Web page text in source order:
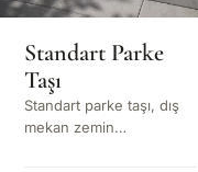
Standart Parke
Taşı
Standart parke taşı, dış
mekan zemin